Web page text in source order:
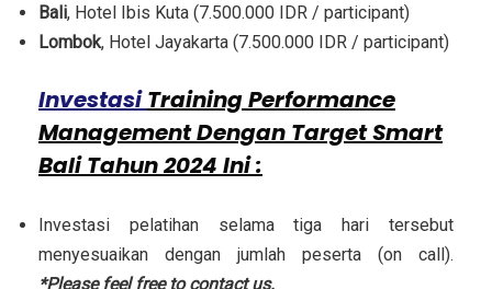
Bali, Hotel Ibis Kuta (7.500.000 IDR / participant)
Lombok, Hotel Jayakarta (7.500.000 IDR / participant)
InvestasiTraining Performance
Management Dengan Target Smart
Bali Tahun 2024 Ini :
Investasi pelatihan selama tiga hari tersebut
menyesuaikan dengan jumlah peserta (on call).
*Please feel free to contact us.